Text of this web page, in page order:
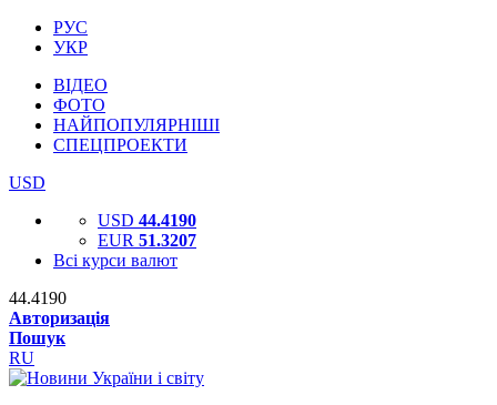
РУС
УКР
ВІДЕО
ФОТО
НАЙПОПУЛЯРНІШІ
СПЕЦПРОЕКТИ
USD
USD 44.4190
EUR 51.3207
Всі курси валют
44.4190
Авторизація
Пошук
RU